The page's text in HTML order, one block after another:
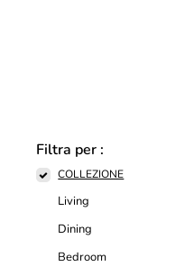
Filtra per :
COLLEZIONE
Living
Dining
Bedroom